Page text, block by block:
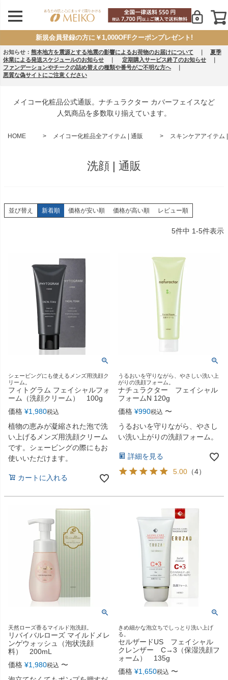
新規会員登録の方に￥1,000OFFクーポンプレゼント!
お知らせ： 熊本地方を震源とする地震の影響によるお荷物のお届けについて ｜ 夏季
休業による発送スケジュールのお知らせ ｜ 定期購入サービス終了のお知らせ ｜
ファンデーションやチークの詰め替えの種類や番号がご不明な方へ｜
悪質な偽サイトにご注意ください
メイコー化粧品公式通販。ナチュラクター カバーフェイスなど
人気商品を多数取り揃えています。
HOME メイコー化粧品全アイテム | 通販 スキンケアアイテム
洗顔 | 通販
並び替え 新着順 価格が安い順 価格が高い順 レビュー順
5件中 1-5件表示
シェービングにも使えるメンズ用洗顔ク
リーム。
フィトグラム フェイシャルフォ
ーム（洗顔クリーム） 100g
価格 ¥1,980税込
植物の恵みが凝縮された泡で洗
い上げるメンズ用洗顔クリーム
です。シェービングの際にもお
使いいただけます。
カートに入れる
うるおいを守りながら、やさしい洗い上
がりの洗顔フォーム。
ナチュラクター フェイシャル
フォームN 120g
価格 ¥990税込 〜
うるおいを守りながら、やさし
い洗い上がりの洗顔フォーム。
詳細を見る
5.00 （4）
天然ローズ香るマイルド泡洗顔。
リバイバルローズ マイルドメレ
ンゲウォッシュ（泡状洗顔
料） 200mL
価格 ¥1,980税込 〜
きめ細かな泡立ちでしっとり洗い上げ
る。
セルザードUS フェイシャル
クレンザー C→3（保湿洗顔フ
ォーム） 135g
価格 ¥1,650税込 〜